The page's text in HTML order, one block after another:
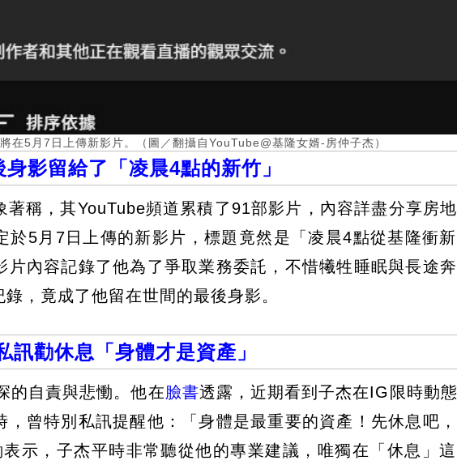
在5月7日上傳新影片。（圖／翻攝自YouTube@基隆女婿-房仲子杰）
影留給了「凌晨4點的新竹」
稱，其YouTube頻道累積了91部影片，內容詳盡分享房
於5月7日上傳的新影片，標題竟然是「凌晨4點從基隆衝
片內容記錄了他為了爭取業務委託，不惜犧牲睡眠與長途
，竟成了他留在世間的最後身影。
勸休息「身體才是資產」
的自責與悲慟。他在臉書透露，近期看到子杰在IG限時動
，曾特別私訊提醒他：「身體是最重要的資產！先休息吧
示，子杰平時非常聽從他的專業建議，唯獨在「休息」